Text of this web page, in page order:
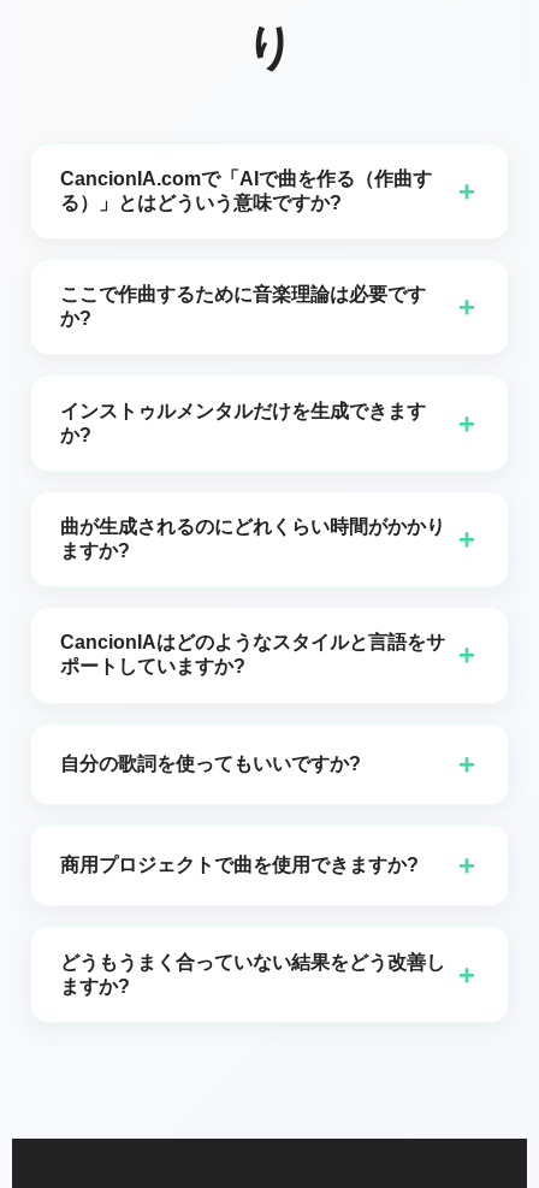
り
CancionIA.comで「AIで曲を作る（作曲す
る）」とはどういう意味ですか?
+
使用できるメロディ、編曲、ボーカルに変換します。
ここで作曲するために音楽理論は必要です
か?
+
BPM、楽器）を提示すれば、最初のバージョンから有
用な結果が得られます。
インストゥルメンタルだけを生成できます
か?
+
にインストゥルメンタルオプションを有効にします。
曲が生成されるのにどれくらい時間がかかり
ますか?
+
よります。
CancionIAはどのようなスタイルと言語をサ
ポートしていますか?
+
の歌詞とボーカルに対応しています。
自分の歌詞を使ってもいいですか? +
商用プロジェクトで曲を使用できますか? +
行の利用規約を参照してください。私たちは明確な権
利ポリシーを維持しています。
どうもうまく合っていない結果をどう改善し
ますか?
+